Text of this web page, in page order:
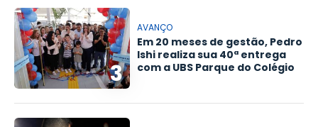
3
AVANÇO
Em 20 meses de gestão, Pedro
Ishi realiza sua 40ª entrega
com a UBS Parque do Colégio